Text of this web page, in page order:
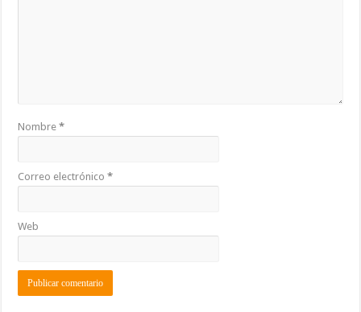
Nombre*
Correo electrónico*
Web